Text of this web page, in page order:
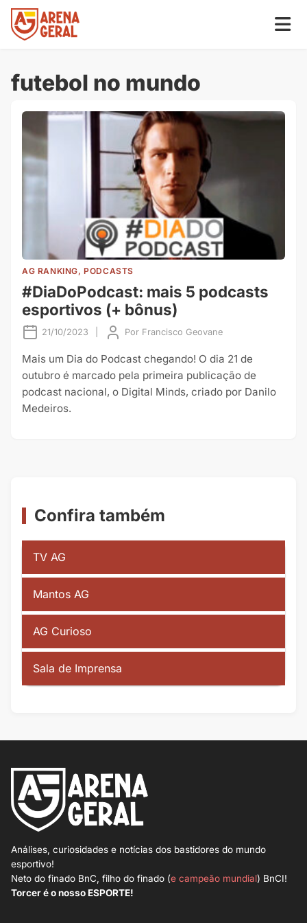
futebol no mundo
AG RANKING, PODCASTS
#DiaDoPodcast: mais 5 podcasts
esportivos (+ bônus)
21/10/2023 Por Francisco Geovane
Mais um Dia do Podcast chegando! O dia 21 de
outubro é marcado pela primeira publicação de
podcast nacional, o Digital Minds, criado por Danilo
Medeiros.
Confira também
TV AG
Mantos AG
AG Curioso
Sala de Imprensa
Análises, curiosidades e notícias dos bastidores do mundo
esportivo!
Neto do finado BnC, filho do finado (e campeão mundial) BnCI!
Torcer é o nosso ESPORTE!